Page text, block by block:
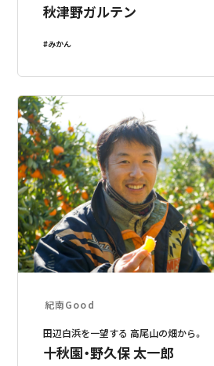
秋津野ガルテン
みかん
紀南Good
田辺白浜を一望する 高尾山の畑から。
十秋園・野久保 太一郎